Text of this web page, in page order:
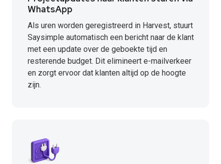
WhatsApp
Als uren worden geregistreerd in Harvest, stuurt
Saysimple automatisch een bericht naar de klant
met een update over de geboekte tijd en
resterende budget. Dit elimineert e-mailverkeer
en zorgt ervoor dat klanten altijd op de hoogte
zijn.